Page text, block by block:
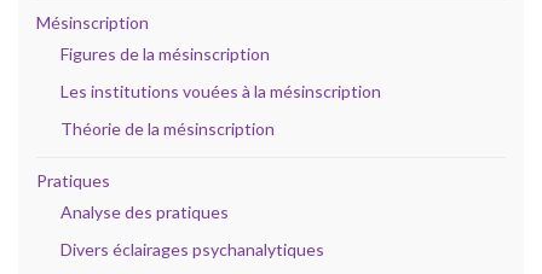
Mésinscription
Figures de la mésinscription
Les institutions vouées à la mésinscription
Théorie de la mésinscription
Pratiques
Analyse des pratiques
Divers éclairages psychanalytiques